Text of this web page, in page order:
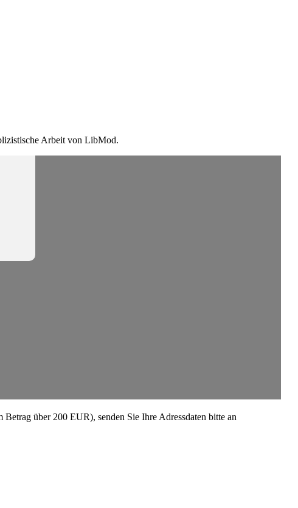
Arbeit von LibMod.
über 200 EUR), senden Sie Ihre Adress­daten bitte an